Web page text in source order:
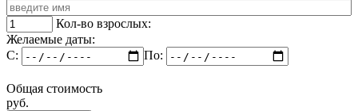
Кол-во взрослых:
Желаемые даты:
C:
По:
Общая стоимость
руб.